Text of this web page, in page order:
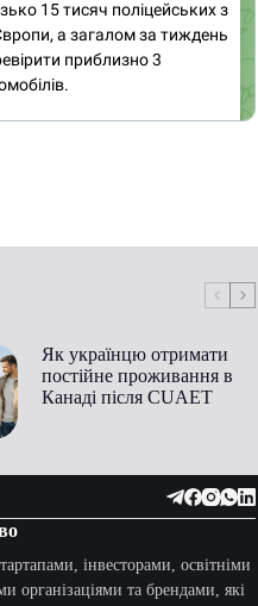
Як українцю отримати
постійне проживання в
Канаді після CUAET
інвесторами, освітніми
організаціями та брендами, які